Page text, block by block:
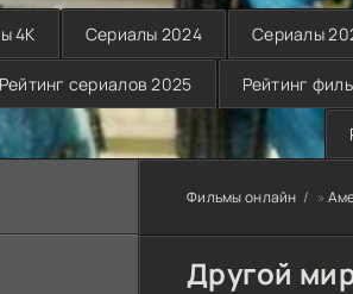
4K Сериалы 2024 Сериалы
Рейтинг сериалов 2025 Рейтинг
Фильмы онлайн »
Другой